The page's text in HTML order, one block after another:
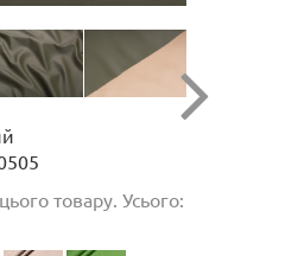
товару. Усього: